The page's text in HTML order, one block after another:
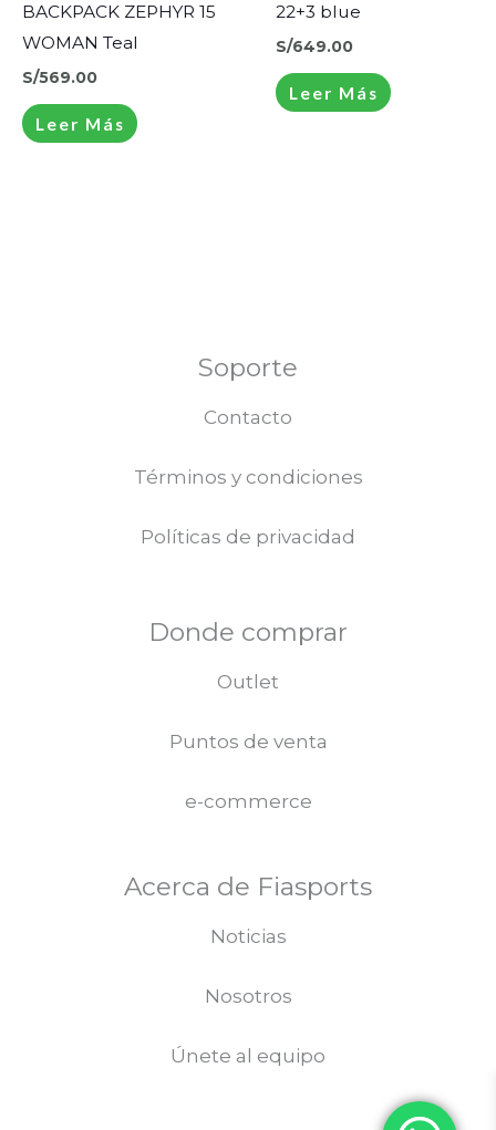
BACKPACK ZEPHYR 15
WOMAN Teal
S/569.00
Leer Más
22+3 blue
S/649.00
Leer Más
Soporte
Contacto
Términos y condiciones
Políticas de privacidad
Donde comprar
Outlet
Puntos de venta
e-commerce
Acerca de Fiasports
Noticias
Nosotros
Únete al equipo